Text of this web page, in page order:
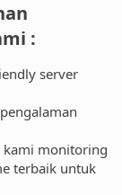
:​
server
kami monitoring
terbaik untuk